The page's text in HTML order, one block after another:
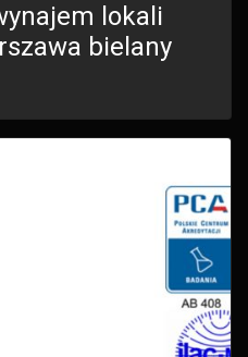
lokali
bielany